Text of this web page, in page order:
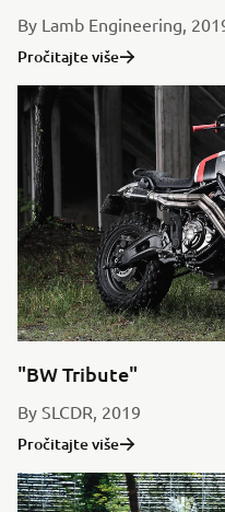
By Lamb Engineering,
Pročitajte više
"BW Tribute"
By SLCDR, 2019
Pročitajte više